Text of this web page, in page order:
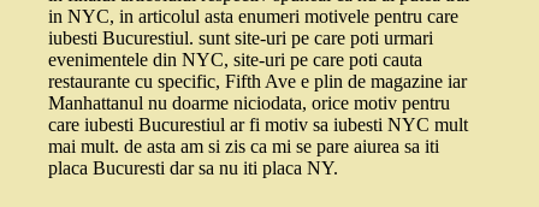
in NYC, in articolul asta enumeri motivele pentru care
iubesti Bucurestiul. sunt site-uri pe care poti urmari
evenimentele din NYC, site-uri pe care poti cauta
restaurante cu specific, Fifth Ave e plin de magazine iar
Manhattanul nu doarme niciodata, orice motiv pentru
care iubesti Bucurestiul ar fi motiv sa iubesti NYC mult
mai mult. de asta am si zis ca mi se pare aiurea sa iti
placa Bucuresti dar sa nu iti placa NY.